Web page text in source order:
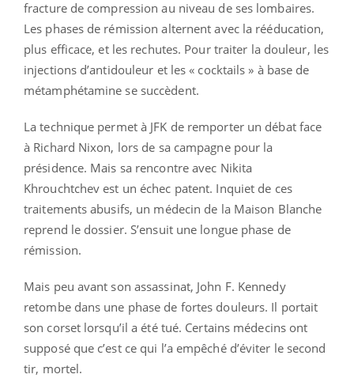
fracture de compression au niveau de ses lombaires.
Les phases de rémission alternent avec la rééducation,
plus efficace, et les rechutes. Pour traiter la douleur, les
injections d’antidouleur et les « cocktails » à base de
métamphétamine se succèdent.
La technique permet à JFK de remporter un débat face
à Richard Nixon, lors de sa campagne pour la
présidence. Mais sa rencontre avec Nikita
Khrouchtchev est un échec patent. Inquiet de ces
traitements abusifs, un médecin de la Maison Blanche
reprend le dossier. S’ensuit une longue phase de
rémission.
Mais peu avant son assassinat, John F. Kennedy
retombe dans une phase de fortes douleurs. Il portait
son corset lorsqu’il a été tué. Certains médecins ont
supposé que c’est ce qui l’a empêché d’éviter le second
tir, mortel.